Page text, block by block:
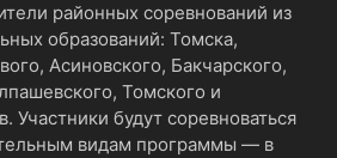
районных соревнований из
образований: Томска,
Асиновского, Бакчарского,
Томского и
Участники будут соревноваться
видам программы — в